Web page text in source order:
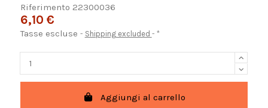
Riferimento 22300036
6,10 €
Tasse escluse Shipping excluded *
Aggiungi al carrello